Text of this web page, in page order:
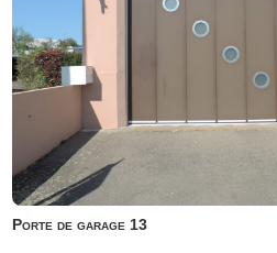
Porte de garage 13